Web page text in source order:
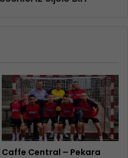
Caffe Central – Pekara